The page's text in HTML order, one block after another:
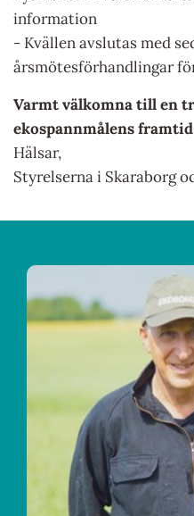
information
- Kvällen avslutas med
årsmötesförhandlingar
Varmt välkomna till en
ekospannmålens
Hälsar,
Styrelserna i Skaraborg